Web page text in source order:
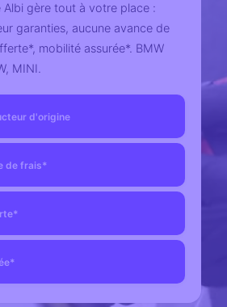
Albi gère tout à votre place :
garanties, aucune avance de
mobilité assurée*. BMW
MINI.
d'origine
de frais*